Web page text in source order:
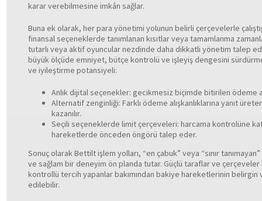
karar verebilmesine imkân sağlar.
Buna ek olarak, her para yönetimi yolunun belirli çerçevelerle
finansal seçeneklerde tanımlanan kısıtlar veya tamamlanma
tutarlı veya aktif oyuncular nezdinde daha dikkatli yönetim talep
büyük ölçüde emniyet, bütçe kontrolü ve işleyiş dengesini
ve iyileştirme potansiyeli:
Anlık dijital seçenekler: gecikmesiz biçimde bitirilen ödeme
Alternatif zenginliği: Farklı ödeme alışkanlıklarına yanıt
kazanılır.
Seçili seçeneklerde limit çerçeveleri: harcama kontrolüne
hareketlerde önceden öngörü talep eder.
Sonuç olarak Bettilt işlem yolları, “en çabuk” veya “sınır
ve sağlam bir deneyim ön planda tutar. Güçlü taraflar ve
kontrollü tercih yapanlar bakımından bakiye hareketlerinin
edilebilir.